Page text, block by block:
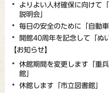
よりよい人材確保に向けて
説明会」
毎日の安全のために「自動車
開館40周年を記念して「ぬ
【お知らせ】
休館期間を変更します「重
館」
休館します「市立図書館」